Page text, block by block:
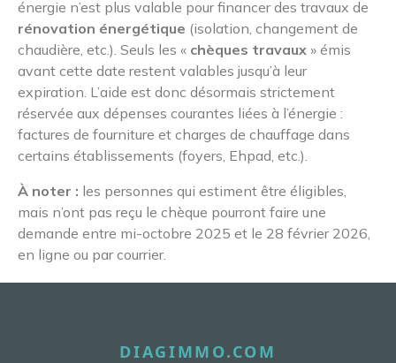
énergie n’est plus valable pour financer des travaux de
rénovation énergétique (isolation, changement de
chaudière, etc.). Seuls les « chèques travaux » émis
avant cette date restent valables jusqu’à leur
expiration. L’aide est donc désormais strictement
réservée aux dépenses courantes liées à l’énergie :
factures de fourniture et charges de chauffage dans
certains établissements (foyers, Ehpad, etc.).
À noter : les personnes qui estiment être éligibles,
mais n’ont pas reçu le chèque pourront faire une
demande entre mi-octobre 2025 et le 28 février 2026,
en ligne ou par courrier.
DIAGIMMO.COM